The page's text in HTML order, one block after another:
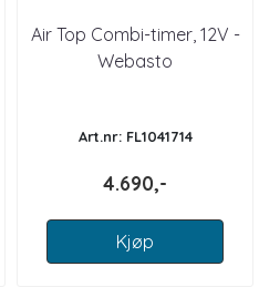
Air Top Combi-timer, 12V -
Webasto
Art.nr: FL1041714
4.690,-
Kjøp